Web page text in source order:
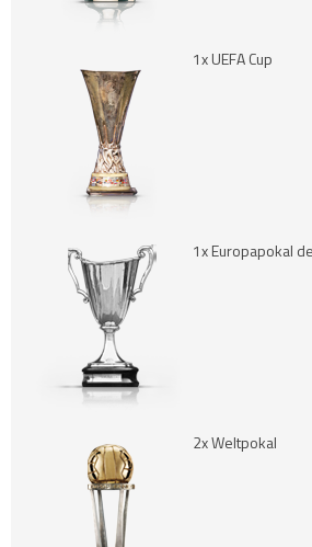
1x UEFA Cup
1x Europapokal
2x Weltpokal